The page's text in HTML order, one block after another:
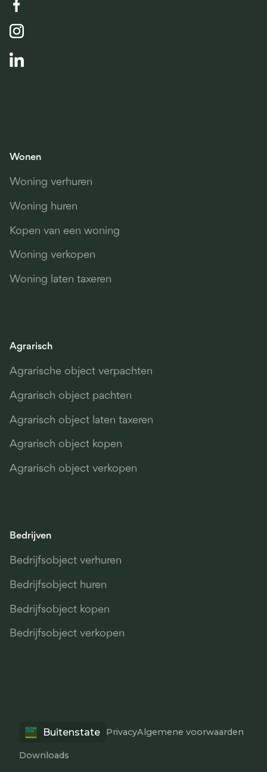
Wonen
Woning verhuren
Woning huren
Kopen van een woning
Woning verkopen
Woning laten taxeren
Agrarisch
Agrarische object verpachten
Agrarisch object pachten
Agrarisch object laten taxeren
Agrarisch object kopen
Agrarisch object verkopen
Bedrijven
Bedrijfsobject verhuren
Bedrijfsobject huren
Bedrijfsobject kopen
Bedrijfsobject verkopen
Buitenstate PrivacyAlgemene voorwaarden
Downloads